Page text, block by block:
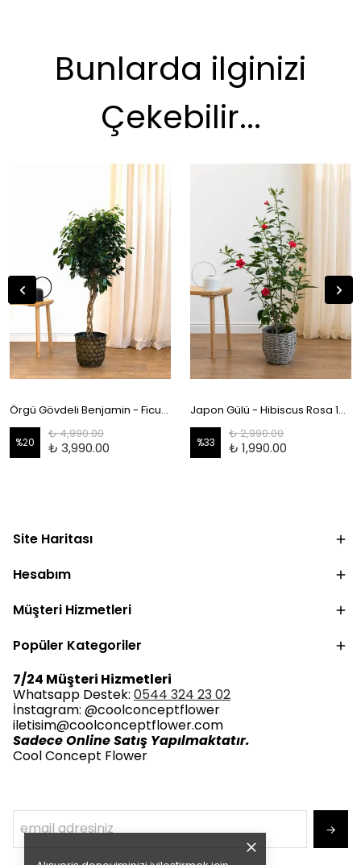
Bunlarda ilginizi
Çekebilir...
Örgü Gövdeli Benjamin - Ficus Benjamina 130-140 cm
%20
₺ 4,990.00
₺ 3,990.00
Japon Gülü - Hibiscus Rosa 100-120 cm
%33
₺ 2,990.00
₺ 1,990.00
Site Haritası
Hesabım
Müşteri Hizmetleri
Popüler Kategoriler
7/24 Müşteri Hizmetleri
Whatsapp Destek: 0544 324 23 02
İnstagram: @coolconceptflower
iletisim@coolconceptflower.com
Sadece Online Satış Yapılmaktatır.
Cool Concept Flower
→